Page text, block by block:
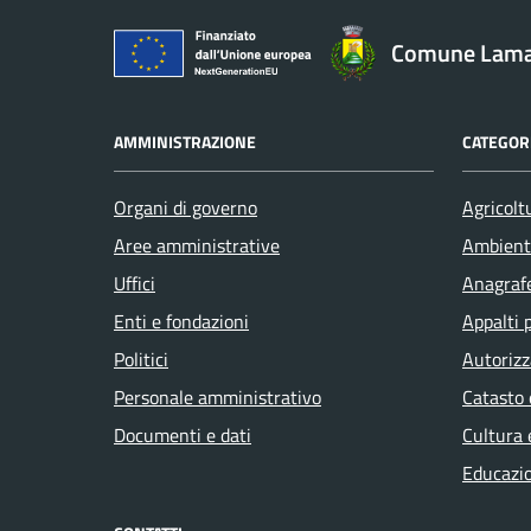
Comune
AMMINISTRAZIONE
Organi di governo
Aree amministrative
Uffici
Enti e fondazioni
Politici
Personale amministrativo
Documenti e dati
Appalti
Cultura